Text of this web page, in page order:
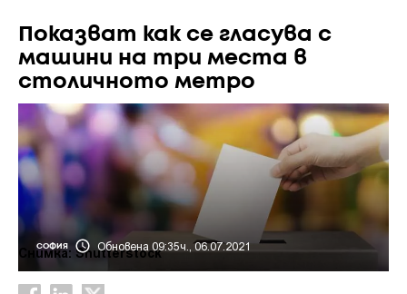
Показват как се гласува с
машини на три места в
столичното метро
СОФИЯ Обновена 09:35ч., 06.07.2021
Снимка: Shutterstock